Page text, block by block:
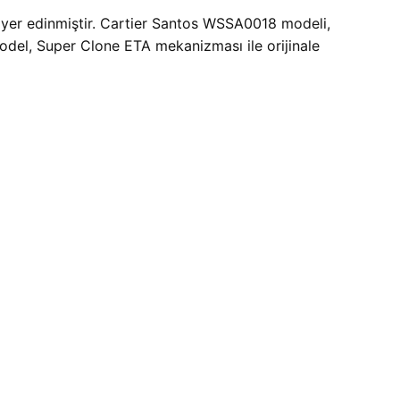
edinmiştir. Cartier Santos WSSA0018 modeli,
Super Clone ETA mekanizması ile orijinale